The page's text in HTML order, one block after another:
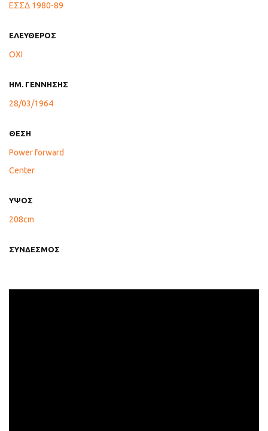
ΕΣΣΔ 1980-89
ΕΛΕΥΘΕΡΟΣ
ΟΧΙ
ΗΜ. ΓΕΝΝΗΣΗΣ
28/03/1964
ΘΕΣΗ
Power forward
Center
ΥΨΟΣ
208cm
ΣΥΝΔΕΣΜΟΣ